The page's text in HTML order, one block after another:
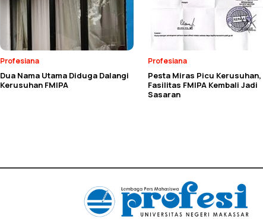
Profesiana
Dua Nama Utama Diduga Dalangi
Kerusuhan FMIPA
Profesiana
Pesta Miras Picu Kerusuhan,
Fasilitas FMIPA Kembali Jadi
Sasaran